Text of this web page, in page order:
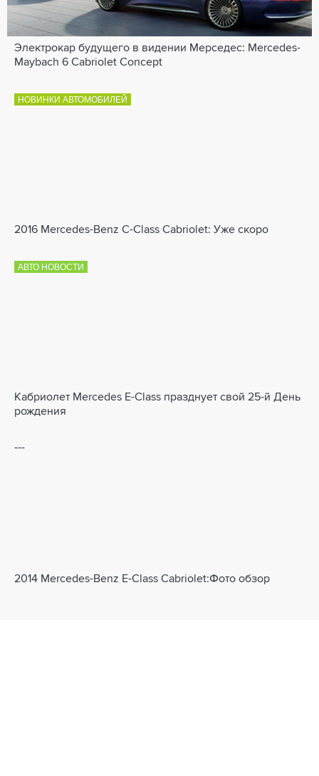
Электрокар будущего в видении Мерседес: Mercedes-
Maybach 6 Cabriolet Concept
НОВИНКИ АВТОМОБИЛЕЙ
2016 Mercedes-Benz C-Class Cabriolet: Уже скоро
АВТО НОВОСТИ
Кабриолет Mercedes E-Class празднует свой 25-й День
рождения
---
2014 Mercedes-Benz E-Class Cabriolet:Фото обзор